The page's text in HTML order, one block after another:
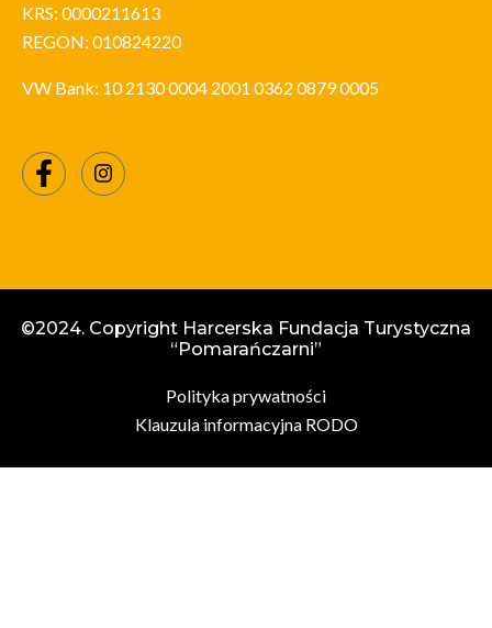
KRS: 0000211613
REGON: 010824220
VW Bank: 10 2130 0004 2001 0362 0879 0005
©2024. Copyright Harcerska Fundacja Turystyczna
“Pomarańczarni”
Polityka prywatności
Klauzula informacyjna RODO